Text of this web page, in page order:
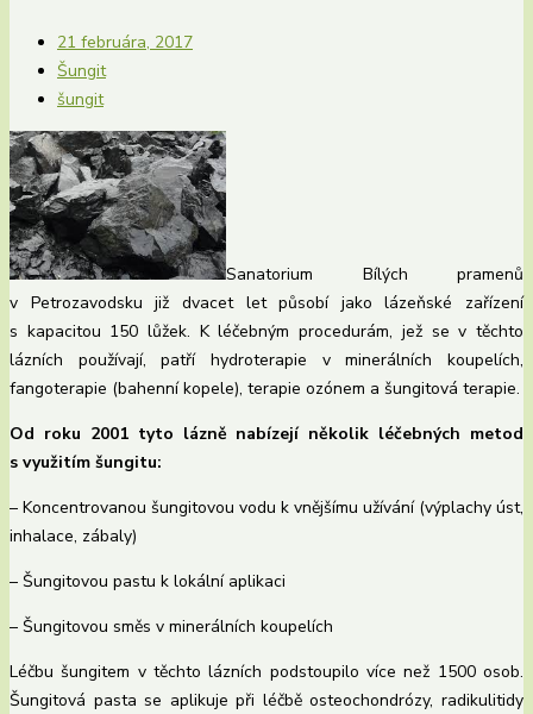
21 februára, 2017
Šungit
šungit
Sanatorium Bílých pramenů
v Petrozavodsku již dvacet let působí jako lázeňské zařízení
s kapacitou 150 lůžek. K léčebným procedurám, jež se v těchto
lázních používají, patří hydroterapie v minerálních koupelích,
fangoterapie (bahenní kopele), terapie ozónem a šungitová terapie.
Od roku 2001 tyto lázně nabízejí několik léčebných metod
s využitím šungitu:
– Koncentrovanou šungitovou vodu k vnějšímu užívání (výplachy úst,
inhalace, zábaly)
– Šungitovou pastu k lokální aplikaci
– Šungitovou směs v minerálních koupelích
Léčbu šungitem v těchto lázních podstoupilo více než 1500 osob.
Šungitová pasta se aplikuje při léčbě osteochondrózy, radikulitidy